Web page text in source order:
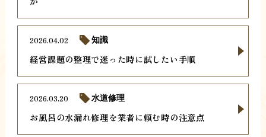
経営課題の整理で迷った時に試したい手順
2026.04.02 知識
お風呂の水漏れ修理を業者に頼む時の注意点
2026.03.20 水道修理